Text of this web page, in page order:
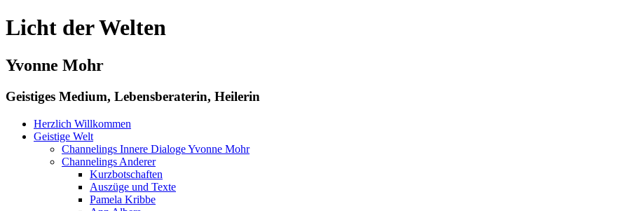
Licht der Welten
Yvonne Mohr
Geistiges Medium, Lebensberaterin, Heilerin
Herzlich Willkommen
Geistige Welt
Channelings Innere Dialoge Yvonne Mohr
Channelings Anderer
Kurzbotschaften
Auszüge und Texte
Pamela Kribbe